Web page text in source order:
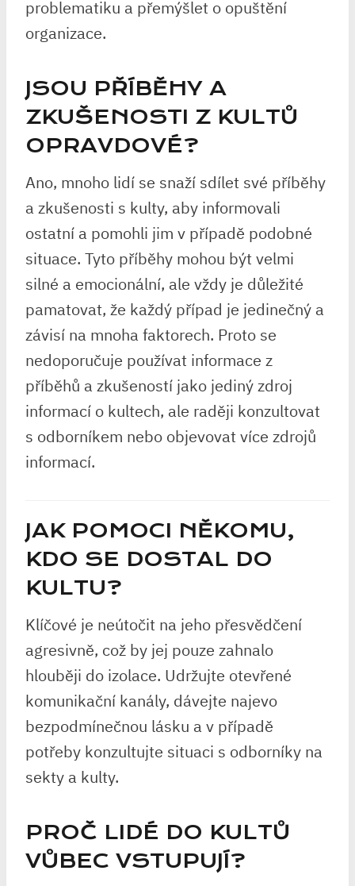
problematiku a přemýšlet o opuštění
organizace.
JSOU PŘÍBĚHY A
ZKUŠENOSTI Z KULTŮ
OPRAVDOVÉ?
Ano, mnoho lidí se snaží sdílet své příběhy
a zkušenosti s kulty, aby informovali
ostatní a pomohli jim v případě podobné
situace. Tyto příběhy mohou být velmi
silné a emocionální, ale vždy je důležité
pamatovat, že každý případ je jedinečný a
závisí na mnoha faktorech. Proto se
nedoporučuje používat informace z
příběhů a zkušeností jako jediný zdroj
informací o kultech, ale raději konzultovat
s odborníkem nebo objevovat více zdrojů
informací.
JAK POMOCI NĚKOMU,
KDO SE DOSTAL DO
KULTU?
Klíčové je neútočit na jeho přesvědčení
agresivně, což by jej pouze zahnalo
hlouběji do izolace. Udržujte otevřené
komunikační kanály, dávejte najevo
bezpodmínečnou lásku a v případě
potřeby konzultujte situaci s odborníky na
sekty a kulty.
PROČ LIDÉ DO KULTŮ
VŮBEC VSTUPUJÍ?